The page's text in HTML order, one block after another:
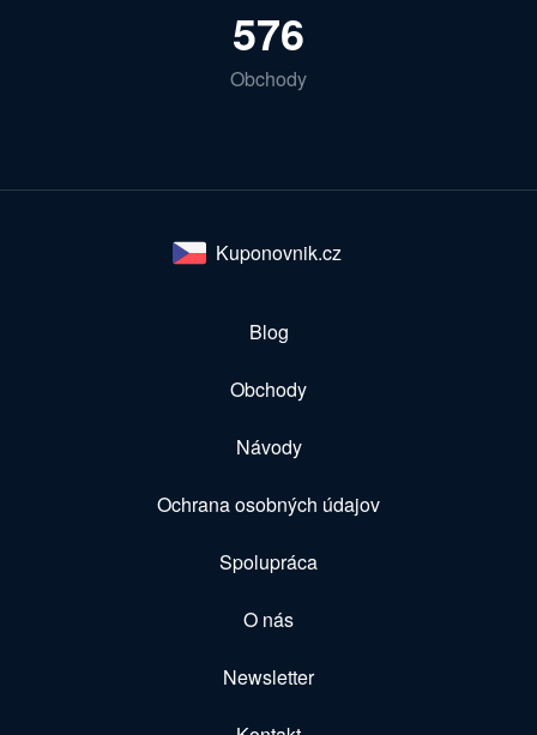
576
Obchody
Kuponovnik.cz
Blog
Obchody
Návody
Ochrana osobných údajov
Spolupráca
O nás
Newsletter